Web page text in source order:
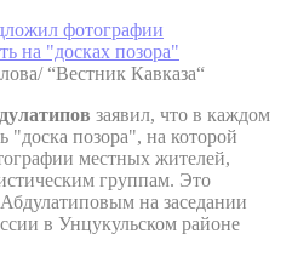
“Вестник Кавказа“
заявил, что в каждом
"доска позора", на которой
местных жителей,
группам. Это
на заседании
в Унцукульском районе